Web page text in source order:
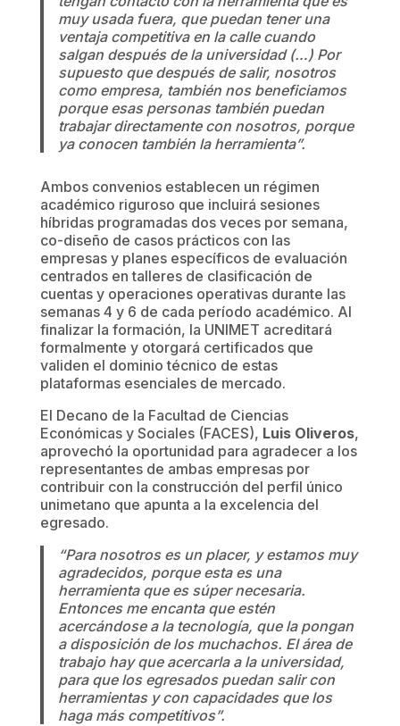
muy usada fuera, que puedan tener una
ventaja competitiva en la calle cuando
salgan después de la universidad (…) Por
supuesto que después de salir, nosotros
como empresa, también nos beneficiamos
porque esas personas también puedan
trabajar directamente con nosotros, porque
ya conocen también la herramienta”.
Ambos convenios establecen un régimen
académico riguroso que incluirá sesiones
híbridas programadas dos veces por semana,
co-diseño de casos prácticos con las
empresas y planes específicos de evaluación
centrados en talleres de clasificación de
cuentas y operaciones operativas durante las
semanas 4 y 6 de cada período académico. Al
finalizar la formación, la UNIMET acreditará
formalmente y otorgará certificados que
validen el dominio técnico de estas
plataformas esenciales de mercado.
El Decano de la Facultad de Ciencias
Económicas y Sociales (FACES), Luis Oliveros,
aprovechó la oportunidad para agradecer a los
representantes de ambas empresas por
contribuir con la construcción del perfil único
unimetano que apunta a la excelencia del
egresado.
“Para nosotros es un placer, y estamos muy
agradecidos, porque esta es una
herramienta que es súper necesaria.
Entonces me encanta que estén
acercándose a la tecnología, que la pongan
a disposición de los muchachos. El área de
trabajo hay que acercarla a la universidad,
para que los egresados puedan salir con
herramientas y con capacidades que los
haga más competitivos”.